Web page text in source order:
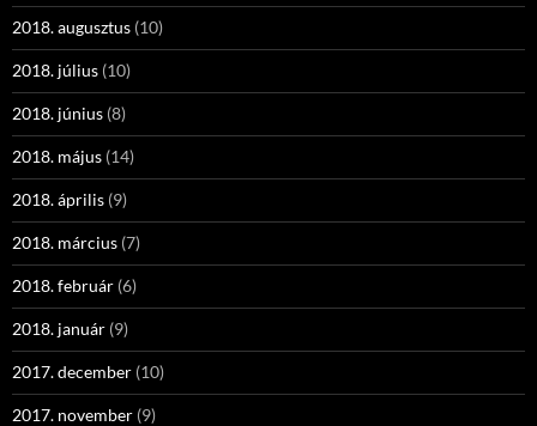
2018. augusztus (10)
2018. július (10)
2018. június (8)
2018. május (14)
2018. április (9)
2018. március (7)
2018. február (6)
2018. január (9)
2017. december (10)
2017. november (9)